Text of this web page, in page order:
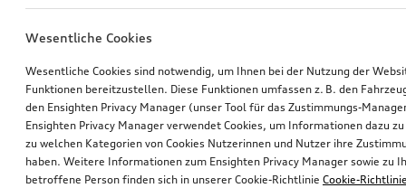
Wesentliche Cookies
Wesentliche Cookies sind notwendig, um Ihnen bei der Nutzung der
Funktionen bereitzustellen. Diese Funktionen umfassen z. B. den
den Ensighten Privacy Manager (unser Tool für das Zustimmungs-
Ensighten Privacy Manager verwendet Cookies, um Informationen dazu
zu welchen Kategorien von Cookies Nutzerinnen und Nutzer ihre
haben. Weitere Informationen zum Ensighten Privacy Manager sowie zu
betroffene Person finden sich in unserer Cookie-Richtlinie Cookie-